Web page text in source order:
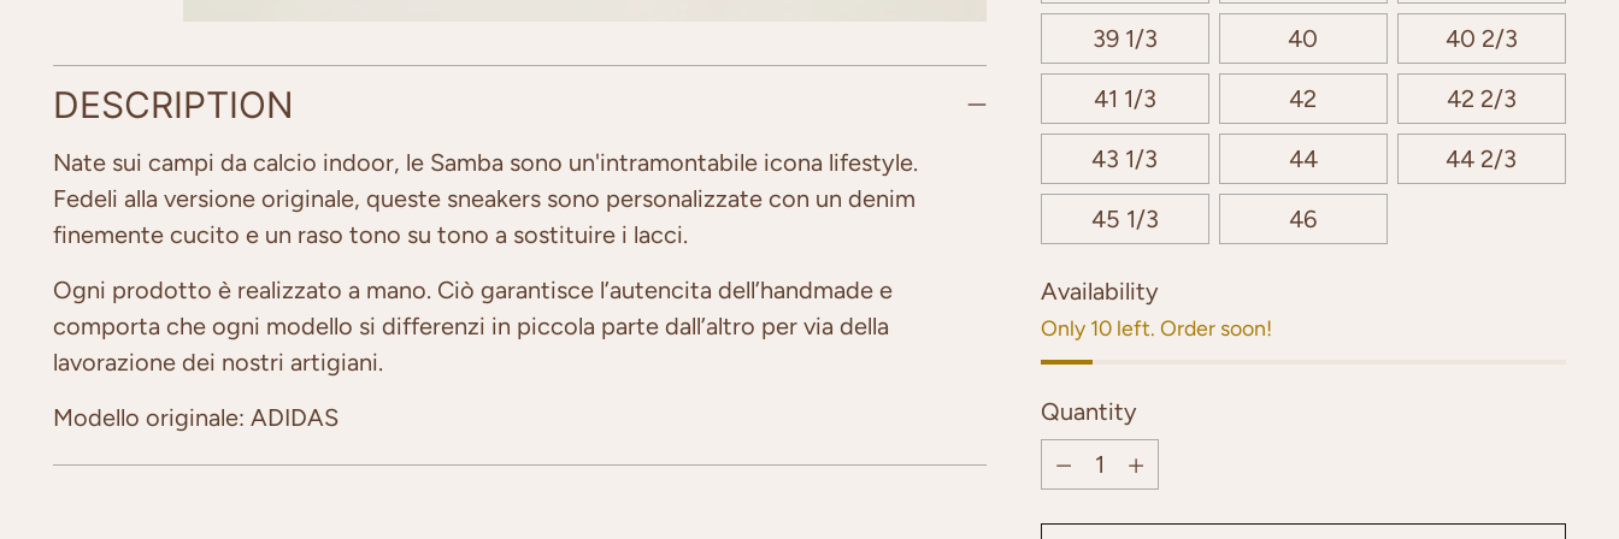
DESCRIPTION
Nate sui campi da calcio indoor, le Samba sono un'intramontabile icona lifestyle.
Fedeli alla versione originale, queste sneakers sono personalizzate con un denim
finemente cucito e un raso tono su tono a sostituire i lacci.
Ogni prodotto è realizzato a mano. Ciò garantisce l’autencita dell’handmade e
comporta che ogni modello si differenzi in piccola parte dall’altro per via della
lavorazione dei nostri artigiani.
Modello originale: ADIDAS
39 1/3 40 40 2/3
41 1/3 42 42 2/3
43 1/3 44 44 2/3
45 1/3 46
Availability
Only 10 left. Order soon!
Quantity
Quantity